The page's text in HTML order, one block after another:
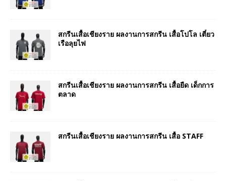
สกรีนเสื้อเชียงราย ผลงานการสกรีน เสื้อโปโล เตี๋ยว
เรือลุยไฟ
สกรีนเสื้อเชียงราย ผลงานการสกรีน เสื้อยืด เด็กการ
ตลาด
สกรีนเสื้อเชียงราย ผลงานการสกรีน เสื้อ STAFF